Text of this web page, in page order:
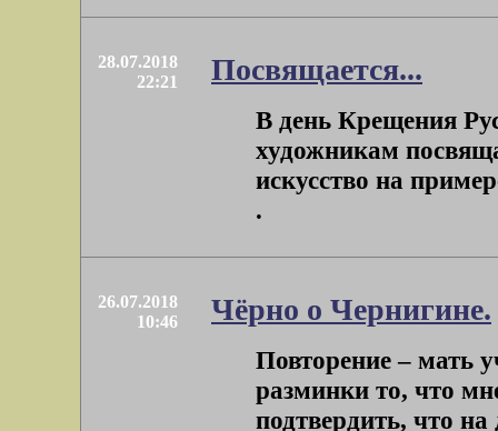
28.07.2018
22:21
Посвящается...
В день Крещения
художникам
искусство на
.
26.07.2018
10:46
Чёрно о Чернигине.
Повторение – мать
разминки то, что
подтвердить, что